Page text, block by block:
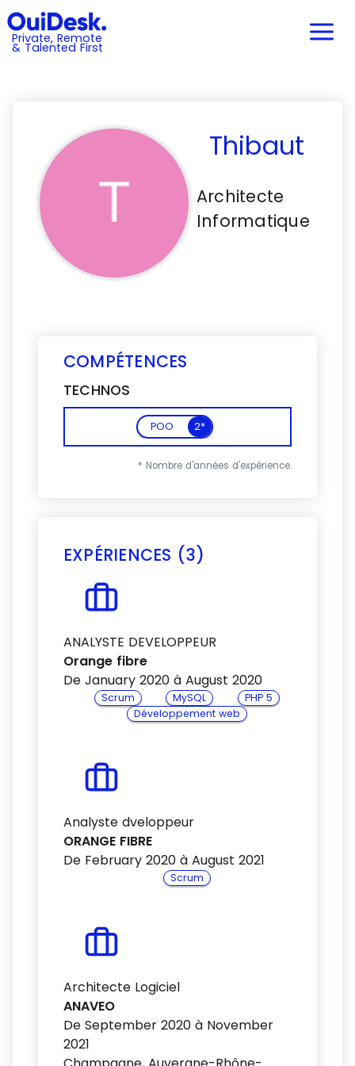
Private, Remote
& Talented First
Thibaut
Architecte
Informatique
COMPÉTENCES
TECHNOS
POO 2*
* Nombre d'années d'expérience.
EXPÉRIENCES (3)
ANALYSTE DEVELOPPEUR
Orange fibre
De January 2020 à August 2020
Scrum MySQL
PHP 5
Développement web
Analyste dveloppeur
ORANGE FIBRE
De February 2020 à August 2021
Scrum
Architecte Logiciel
ANAVEO
De September 2020 à November
2021